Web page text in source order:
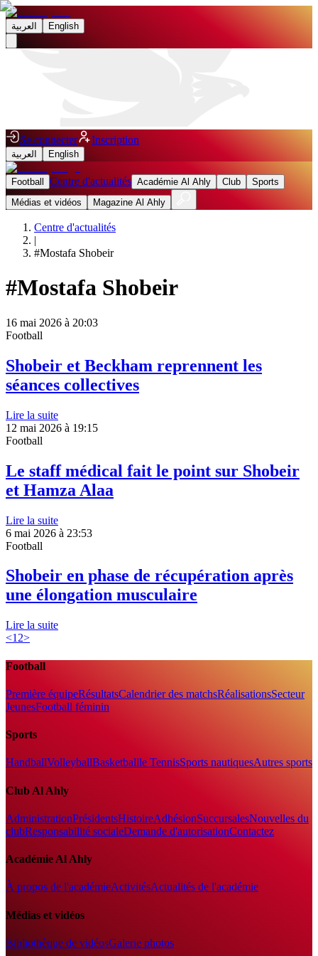
العربية English
Se connecter Inscription
العربية English
Football Centre d'actualités Académie Al Ahly Club
Sports
Médias et vidéos
Magazine Al Ahly
Centre d'actualités
|
#Mostafa Shobeir
#Mostafa Shobeir
16 mai 2026 à 20:03
Football
Shobeir et Beckham reprennent les
séances collectives
Lire la suite
12 mai 2026 à 19:15
Football
Le staff médical fait le point sur Shobeir
et Hamza Alaa
Lire la suite
6 mai 2026 à 23:53
Football
Shobeir en phase de récupération après
une élongation musculaire
Lire la suite
<1 2>
Football
Première équipeRésultatsCalendrier des matchsRéalisationsSecteur
JeunesFootball féminin
Sports
HandballVolleyballBasketballle TennisSports nautiquesAutres sports
Club Al Ahly
AdministrationPrésidentsHistoireAdhésionSuccursalesNouvelles du
clubResponsabilité socialeDemande d'autorisationContactez
Académie Al Ahly
À propos de l'académieActivitésActualités de l'académie
Médias et vidéos
Bibliothèque de vidéosGalerie photos